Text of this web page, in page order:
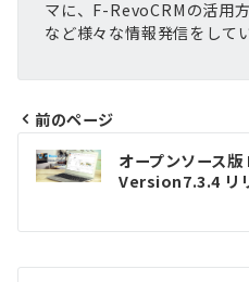
マに、F-RevoCRMの活用
など様々な情報発信をしてい
投
稿
前のページ
オープンソース
Version7.3.4 リ